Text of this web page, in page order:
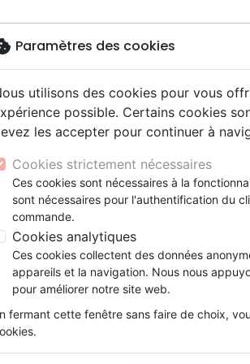
Nouveautés
courant
Bibles
société, politique
adoration, louange
santé
couple
Israël,
Romans
jeunes
jeunesse
méditations jeunesse
Livres
CD
vraies, témoignages
reportages
21, avec notes de références
Bible avec notes
Segond 21
RéférenceSG12447 EAN
Description
Découvrez la
Paramètres des cookies
utilisons des cookies pour vous
possible. Certains cookies
les accepter pour continuer à
Cookies strictement nécessaires
Ces cookies sont nécessaires à la
sont nécessaires pour l'authentification du
commande.
Cookies analytiques
Ces cookies collectent des données
appareils et la navigation. Nous nous
pour améliorer notre site web.
fermant cette fenêtre sans faire de choix,